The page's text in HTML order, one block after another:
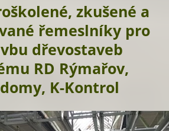
zkušené a
řemeslníky pro
dřevostaveb
RD Rýmařov,
K-Kontrol